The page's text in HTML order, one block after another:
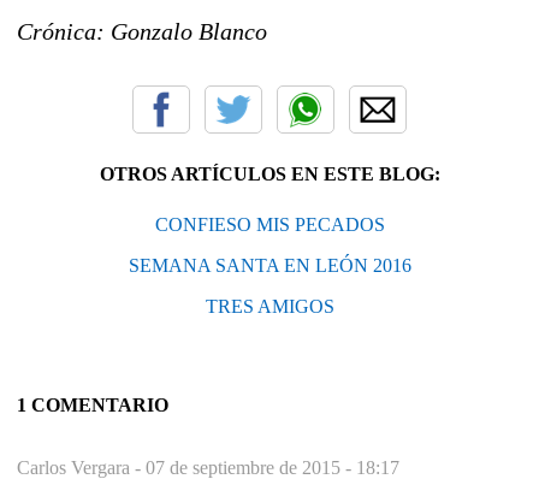
Crónica: Gonzalo Blanco
OTROS ARTÍCULOS EN ESTE BLOG:
CONFIESO MIS PECADOS
SEMANA SANTA EN LEÓN 2016
TRES AMIGOS
1 COMENTARIO
Carlos Vergara - 07 de septiembre de 2015 - 18:17